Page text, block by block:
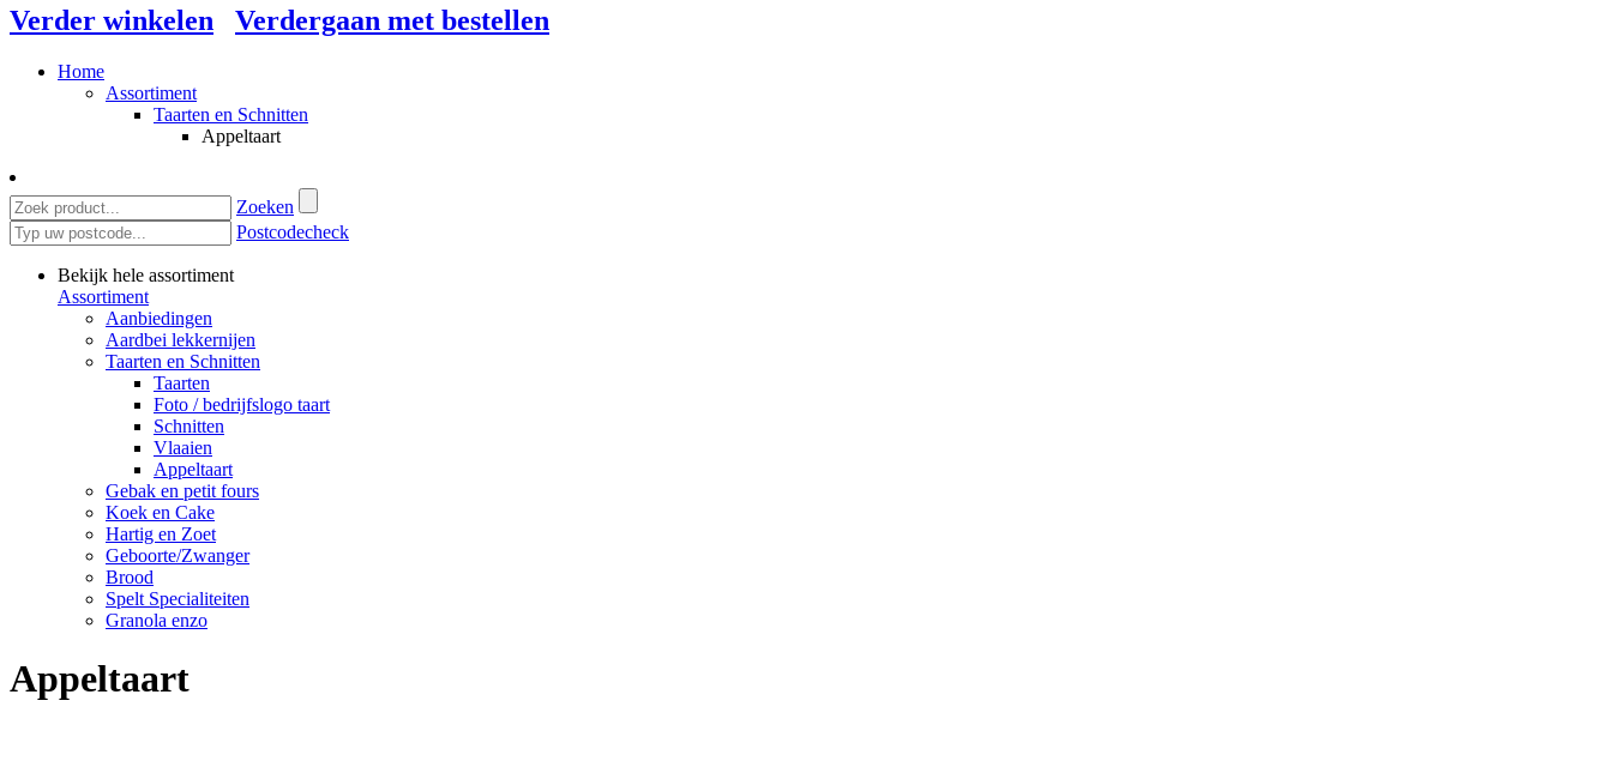
Verder winkelen Verdergaan met bestellen
Home
Assortiment
Taarten en Schnitten
Appeltaart
Zoeken
Postcodecheck
Bekijk hele assortiment
Assortiment
Aanbiedingen
Aardbei lekkernijen
Taarten en Schnitten
Taarten
Foto / bedrijfslogo taart
Schnitten
Vlaaien
Appeltaart
Gebak en petit fours
Koek en Cake
Hartig en Zoet
Geboorte/Zwanger
Brood
Spelt Specialiteiten
Granola enzo
Appeltaart